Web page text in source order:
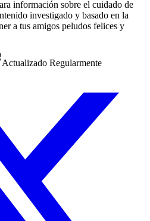
información sobre el cuidado de
investigado y basado en la
a tus amigos peludos felices y
Actualizado Regularmente